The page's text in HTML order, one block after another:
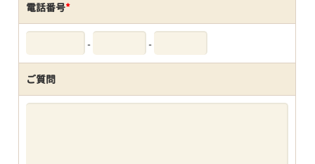
電話番号*
- -
ご質問